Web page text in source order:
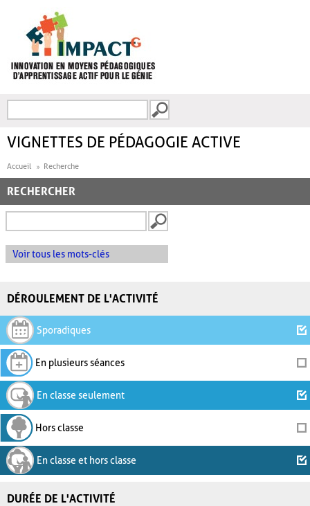
FORMULAIRE DE
VIGNETTES DE PÉDAGOGIE ACTIVE
Accueil Recherche
RECHERCHER
Voir tous les mots-clés
DÉROULEMENT DE L'ACTIVITÉ
Sporadiques
En plusieurs séances
En classe seulement
Hors classe
En classe et hors classe
DURÉE DE L'ACTIVITÉ